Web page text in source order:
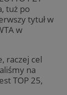
tuż po
tytuł w
w
raczej cel
na
TOP 25,